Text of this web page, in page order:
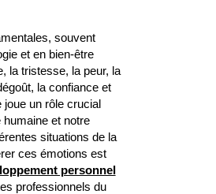
souvent
et en bien-être
la tristesse, la peur, la
la confiance et
joue un rôle crucial
et notre
situations de la
ces émotions est
personnel
professionnels du